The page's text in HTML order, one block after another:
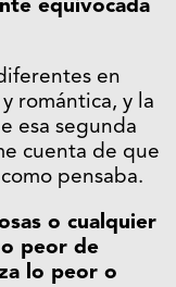
equivocada
en
romántica, y la
esa segunda
cuenta de que
pensaba.
o cualquier
peor de
lo peor o